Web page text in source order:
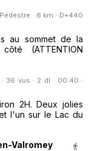
· 6 km · D+440
au sommet de la
(ATTENTION
36 vus · 2 dl · 00:40 ·
2H. Deux jolies
l'un sur le Lac du
Valromey